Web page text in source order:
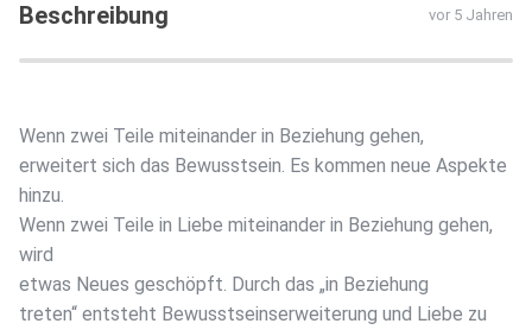
Beschreibung vor 5 Jahren
Wenn zwei Teile miteinander in Beziehung gehen,
erweitert sich das Bewusstsein. Es kommen neue Aspekte
hinzu.
Wenn zwei Teile in Liebe miteinander in Beziehung gehen,
wird
etwas Neues geschöpft. Durch das „in Beziehung
treten“ entsteht Bewusstseinserweiterung und Liebe zu